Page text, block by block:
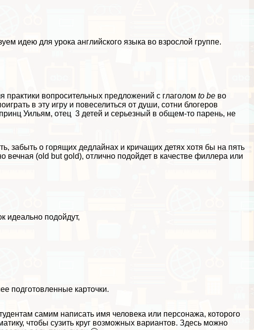
идею для урока английского языка во взрослой группе.
пpaктики вопросительных предложений с глаголомto be во
в эту игру и повеселиться от души, сотни блогеров
Уильям, отец 3 детей и серьезный в общем-то парень, не
забыть о горящих дедлайнах и кричащих детях хотя бы на пять
вечная (old but gold), отлично подойдет в качестве филлера или
идеально подойдут,
подготовленные карточки.
самим написать имя человека или персонажа, которого
чтобы сузить круг возможных вариантов. Здесь можно